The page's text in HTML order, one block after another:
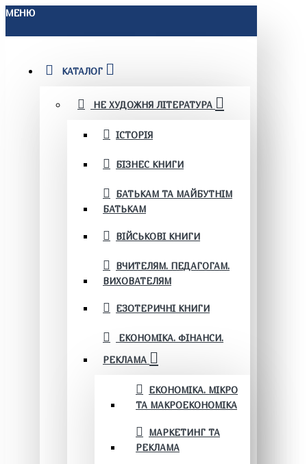
МЕНЮ
КАТАЛОГ
НЕ ХУДОЖНЯ ЛІТЕРАТУРА
ІСТОРІЯ
БІЗНЕС КНИГИ
БАТЬКАМ ТА МАЙБУТНІМ
БАТЬКАМ
ВІЙСЬКОВІ КНИГИ
ВЧИТЕЛЯМ. ПЕДАГОГАМ.
ВИХОВАТЕЛЯМ
ЕЗОТЕРИЧНІ КНИГИ
ЕКОНОМІКА. ФІНАНСИ.
РЕКЛАМА
ЕКОНОМІКА. МІКРО
ТА МАКРОЕКОНОМІКА
МАРКЕТИНГ ТА
РЕКЛАМА